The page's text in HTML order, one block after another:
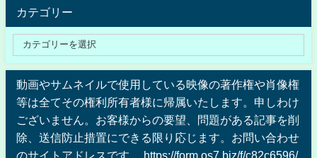
カテゴリー
動画やサムネイルで使用している映像の著作権や肖像権
等は全てその権利所有者様に帰属いたします。申しわけ
ございません。お客様からの要望、問題がある記事を削
除、送信防止措置にできる限り応じます。お問い合わせ
のサイトアドレスです。 https://form.os7.biz/f/c82c6596/